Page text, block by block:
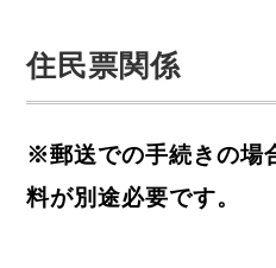
住民票関係
※郵送での手続きの場
料が別途必要です。